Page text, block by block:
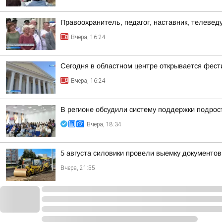
Правоохранитель, педагог, наставник,
Вчера, 16:24
Сегодня в областном центре открывается
Вчера, 16:24
В регионе обсудили систему поддержки
Вчера, 18:34
5 августа силовики провели выемку
Вчера, 21:55